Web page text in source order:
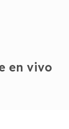
en vivo